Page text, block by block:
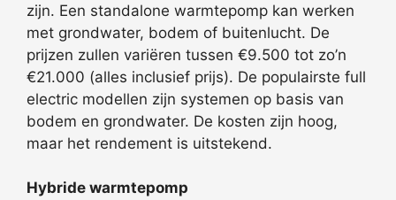
zijn. Een standalone warmtepomp kan werken
met grondwater, bodem of buitenlucht. De
prijzen zullen variëren tussen €9.500 tot zo’n
€21.000 (alles inclusief prijs). De populairste full
electric modellen zijn systemen op basis van
bodem en grondwater. De kosten zijn hoog,
maar het rendement is uitstekend.
Hybride warmtepomp